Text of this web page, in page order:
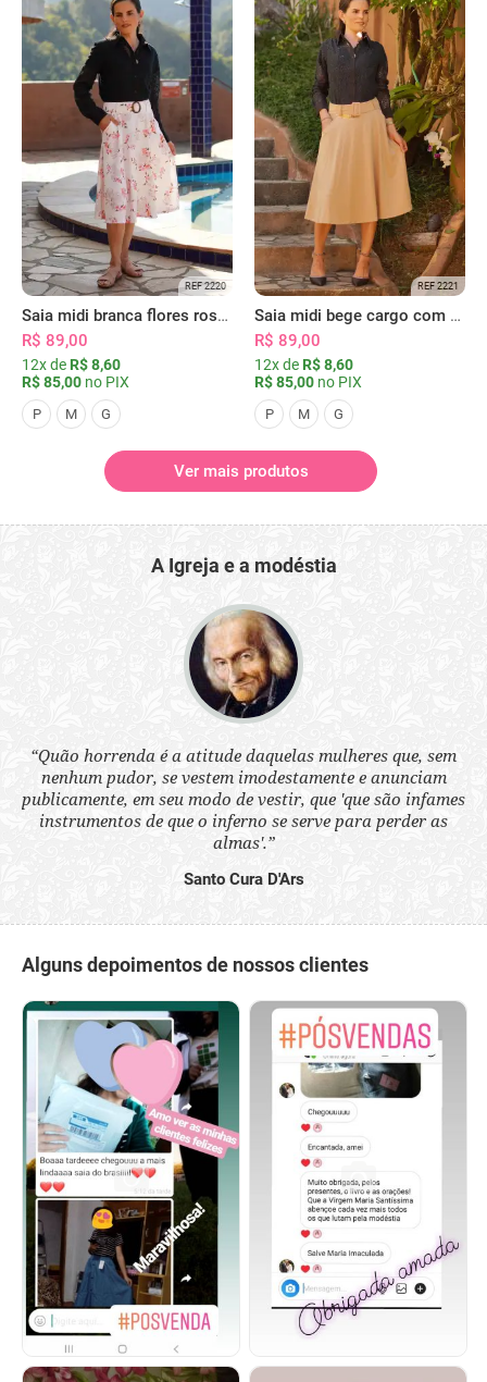
REF 2220
Saia midi branca flores rosas com bolsos
R$ 89,00
12x de R$ 8,60
R$ 85,00 no PIX
P M G
REF 2221
Saia midi bege cargo com bolsos
R$ 89,00
12x de R$ 8,60
R$ 85,00 no PIX
P M G
Ver mais produtos
A Igreja e a modéstia
“Quão horrenda é a atitude daquelas mulheres que, sem
nenhum pudor, se vestem imodestamente e anunciam
publicamente, em seu modo de vestir, que 'que são infames
instrumentos de que o inferno se serve para perder as
almas'.”
Santo Cura D'Ars
Alguns depoimentos de nossos clientes